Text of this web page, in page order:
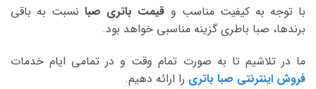
با توجه به کیفیت مناسب و قیمت باتری صبانسبت به باقی
برندها، صبا باطری گزینه مناسبی خواهد بود.
ما در تلاشیم تا به صورت تمام وقت و در تمامی ایام خدمات
فروش اینترنتی صبا باتری را ارائه دهیم.